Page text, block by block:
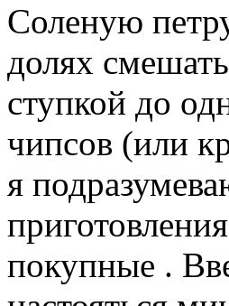
Соленую
долях
ступкой до
чипсов (или
я
покупные .